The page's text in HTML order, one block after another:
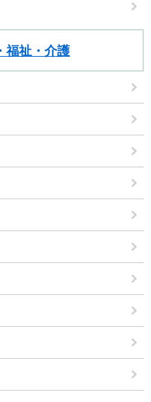
福祉・介護